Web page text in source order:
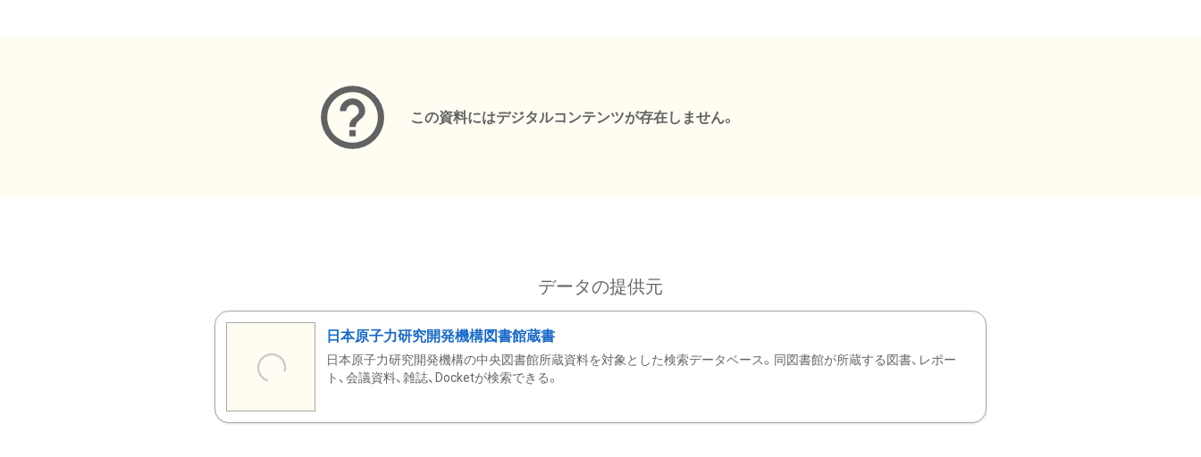
この資料にはデジタルコンテンツが存在しません。
データの提供元
日本原子力研究開発機構図書館蔵書
日本原子力研究開発機構の中央図書館所蔵資料を対象とした検索データベース。同図書館が所蔵する図書、レポー
ト、会議資料、雑誌、Docketが検索できる。